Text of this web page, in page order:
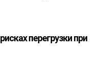
перегрузки при